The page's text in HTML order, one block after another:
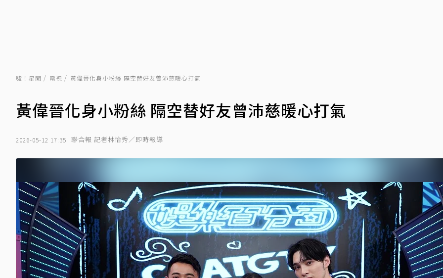
噓！星聞 電視 黃偉晉化身小粉絲 隔空替好友曾沛慈暖心打氣
黃偉晉化身小粉絲 隔空替好友曾沛慈暖心打氣
2026-05-12 17:35 聯合報 記者林怡秀／即時報導